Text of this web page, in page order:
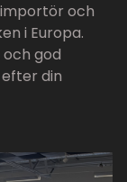
och
i Europa.
god
din